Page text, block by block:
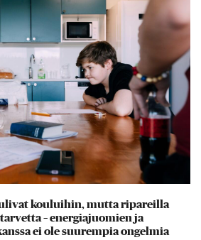
kouluihin, mutta ripareilla
– energiajuomien ja
ei ole suurempia ongelmia